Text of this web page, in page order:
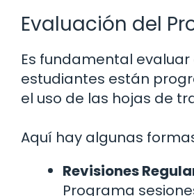
Evaluación del
Es fundamental
estudiantes están
el uso de las hojas de
Aquí hay algunas
Revisiones
Programa